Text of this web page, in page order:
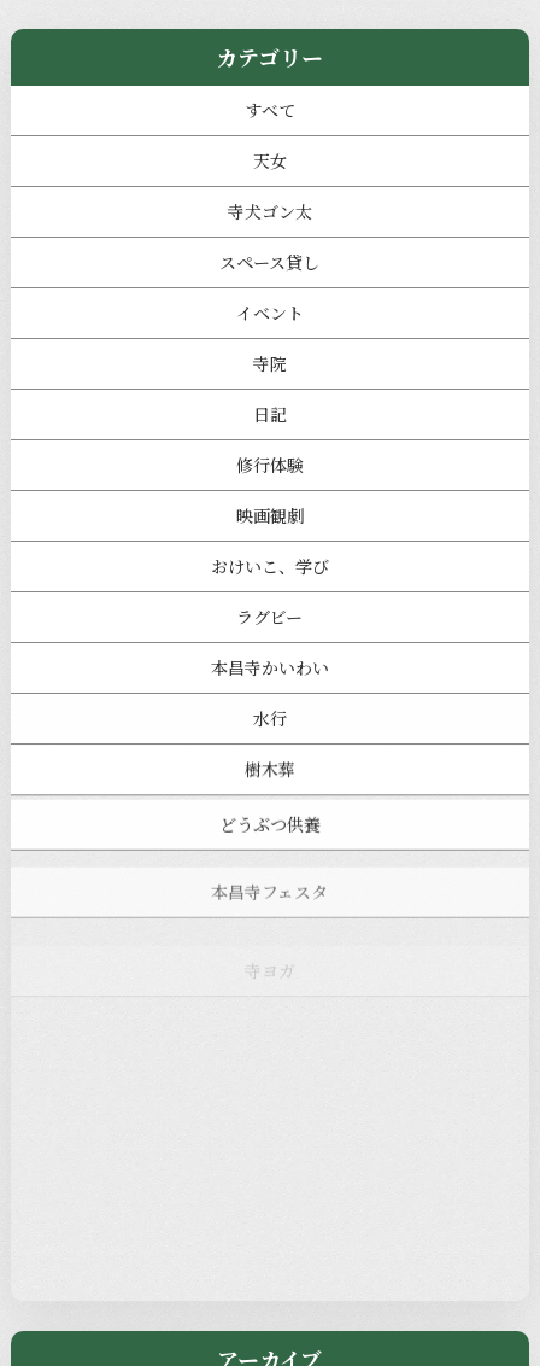
カテゴリー
すべて
天女
寺犬ゴン太
スペース貸し
イベント
寺院
日記
修行体験
映画観劇
おけいこ、学び
ラグビー
本昌寺かいわい
水行
樹木葬
どうぶつ供養
寺ヨガ
お知らせ
アーカイブ